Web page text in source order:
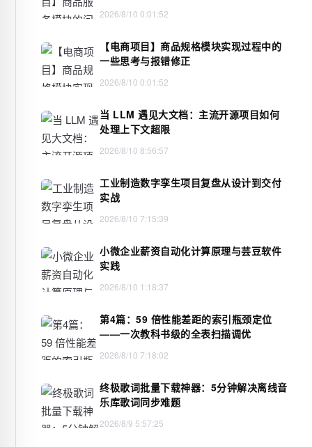
2026/8/10 0:01:52
【电商项目】商品规格模块实现过程中的
一些思考与报错修正
2026/8/10 0:01:52
当 LLM 遇见大文档：主流开源项目如何
处理上下文超限
2026/8/10 8:56:57
工业制造数字孪生项目复盘从设计到交付
实战
2026/8/10 7:15:39
小微企业薪资自动化计算原理与芸豆软件
实践
2026/8/10 1:18:37
第4篇：59 倍性能差距的索引瓶颈定位
——一次教科书级的全表扫描调优
2026/8/10 7:18:02
终极歌词批量下载神器：5分钟解决离线音
乐库歌词同步难题
2026/8/9 5:57:25